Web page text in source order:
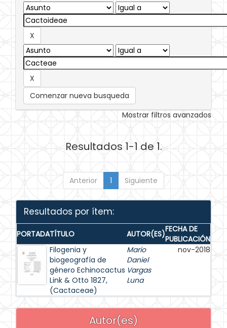
Comenzar nueva busqueda
Mostrar filtros avanzados
Resultados 1-1 de 1.
Anterior 1 Siguiente
Resultados por ítem:
PORTADATÍTULO AUTOR(ES)FECHA DE
PUBLICACIÓN
Filogenia y
biogeografía de
género Echinocactus
Link & Otto 1827,
(Cactaceae)
Mario
Daniel
Vargas
Luna
nov-2018
Autor(es)